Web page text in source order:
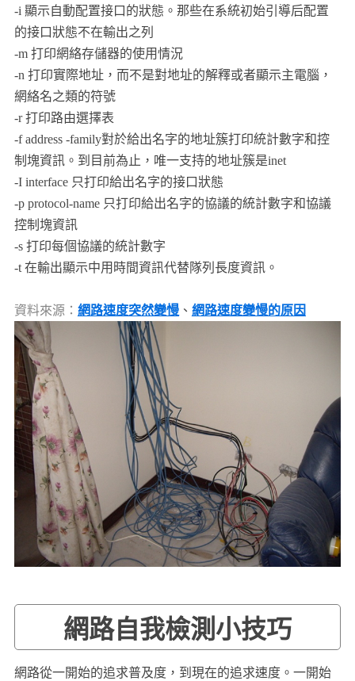
-i 顯示自動配置接口的狀態。那些在系統初始引導后配置
的接口狀態不在輸出之列
-m 打印網絡存儲器的使用情況
-n 打印實際地址，而不是對地址的解釋或者顯示主電腦，
網絡名之類的符號
-r 打印路由選擇表
-f address -family對於給出名字的地址簇打印統計數字和控
制塊資訊。到目前為止，唯一支持的地址簇是inet
-I interface 只打印給出名字的接口狀態
-p protocol-name 只打印給出名字的協議的統計數字和協議
控制塊資訊
-s 打印每個協議的統計數字
-t 在輸出顯示中用時間資訊代替隊列長度資訊。
資料來源： 網路速度突然變慢、 網路速度變慢的原因
網路自我檢測小技巧
網路從一開始的追求普及度，到現在的追求速度。一開始